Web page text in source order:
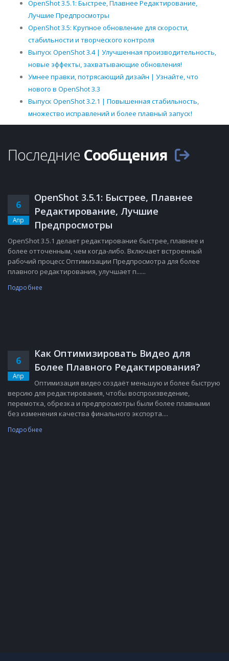
OpenShot 3.5.1: Быстрее, Плавнее Редактирование,
Лучшие Предпросмотры
OpenShot 3.5: Крупное обновление для скорости,
стабильности и творческого контроля
Выпуск OpenShot 3.4 | Улучшенная производительность,
новые эффекты, захватывающие обновления!
Умнее правки, потрясающий дизайн | Узнайте, что
нового в OpenShot 3.3
Выпуск OpenShot 3.2.1 | Повышенная стабильность,
множество исправлений и более плавный запуск!
Последние Сообщения
6
Апр
OpenShot 3.5.1: Быстрее, Плавнее
Редактирование, Лучшие
Предпросмотры
OpenShot 3.5.1 делает редактирование быстрее, плавнее и
более отточенным, чем когда-либо. Включает встроенный
рабочий процесс Оптимизации Предпросмотра для более
плавного редактирования, улучшает п......
Подробнее
6
Апр
Как Оптимизировать Видео для
Более Плавного Редактирования?
Оптимизация видео создаёт меньшую и более быструю
версию для редактирования, чтобы воспроизведение,
перемотка, обрезка и предпросмотры были более плавными
без изменения качества финального экспорта....
Подробнее